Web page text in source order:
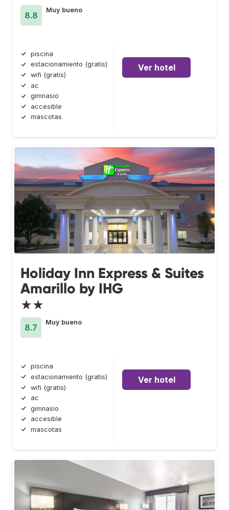
8.8
Muy bueno
piscina
estacionamiento (gratis)
wifi (gratis)
ac
gimnasio
accesible
mascotas
Ver hotel
Holiday Inn Express & Suites
Amarillo by IHG
★★
8.7
Muy bueno
piscina
estacionamiento (gratis)
wifi (gratis)
ac
gimnasio
accesible
mascotas
Ver hotel